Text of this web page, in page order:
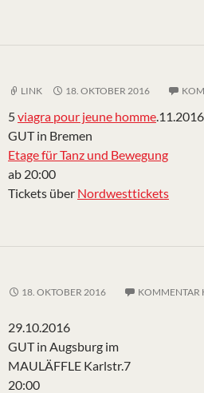
LINK 18. OKTOBER 2016
5viagra pour jeune homme.11.2016
GUT in Bremen
Etage für Tanz und Bewegung
ab 20:00
Tickets über Nordwesttickets
18. OKTOBER 2016 KOMMENTAR
29.10.2016
GUT in Augsburg im
MAULÄFFLE Karlstr.7
20:00